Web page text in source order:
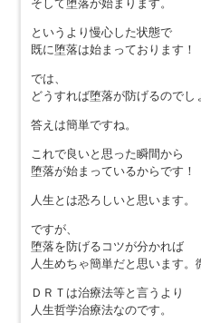
そして堕落が始まります。
というより慢心した状態で
既に堕落は始まっております！
では、
どうすれば堕落が防げるのでし
答えは簡単ですね。
これで良いと思った瞬間から
堕落が始まっているからです！
人生とは恐ろしいと思います。
ですが、
堕落を防げるコツが分かれば
人生めちゃ簡単だと思います。
ＤＲＴは治療法等と言うより
人生哲学治療法なのです。